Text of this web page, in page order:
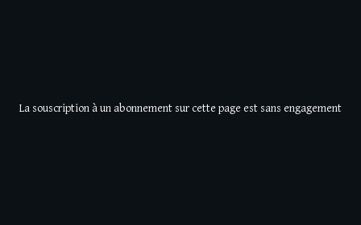
La souscription à un abonnement sur cette page est sans engagement